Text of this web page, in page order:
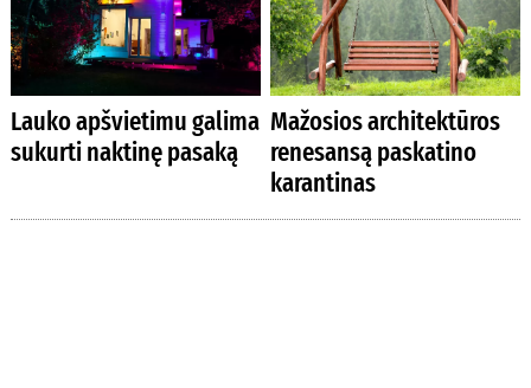
Lauko apšvietimu galima
sukurti naktinę pasaką
Mažosios architektūros
renesansą paskatino
karantinas